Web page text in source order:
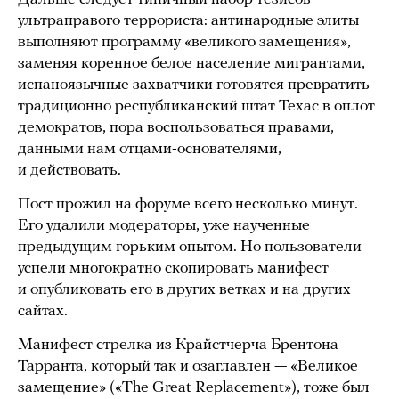
ультраправого террориста: антинародные элиты
выполняют программу «великого замещения»,
заменяя коренное белое население мигрантами,
испаноязычные захватчики готовятся превратить
традиционно республиканский штат Техас в оплот
демократов, пора воспользоваться правами,
данными нам отцами-основателями,
и действовать.
Пост прожил на форуме всего несколько минут.
Его удалили модераторы, уже наученные
предыдущим горьким опытом. Но пользователи
успели многократно скопировать манифест
и опубликовать его в других ветках и на других
сайтах.
Манифест стрелка из Крайстчерча Брентона
Тарранта, который так и озаглавлен — «Великое
замещение» («The Great Replacement»), тоже был